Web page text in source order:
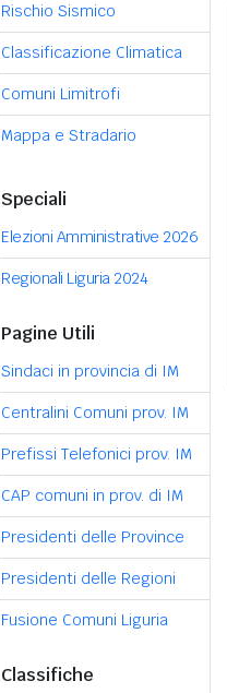
Rischio Sismico
Classificazione Climatica
Comuni Limitrofi
Mappa e Stradario
Speciali
Elezioni Amministrative 2026
Regionali Liguria 2024
Pagine Utili
Sindaci in provincia di IM
Centralini Comuni prov. IM
Prefissi Telefonici prov. IM
CAP comuni in prov. di IM
Presidenti delle Province
Presidenti delle Regioni
Fusione Comuni Liguria
Classifiche